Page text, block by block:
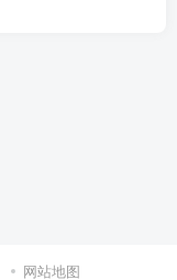
网站地图